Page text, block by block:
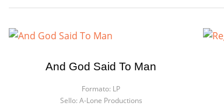
And God Said To Man
Formato: LP
Sello: A-Lone Productions